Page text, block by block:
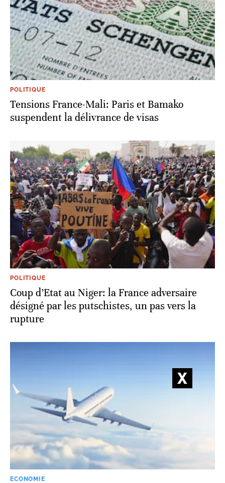
POLITIQUE
Tensions France-Mali: Paris et Bamako
suspendent la délivrance de visas
POLITIQUE
Coup d’Etat au Niger: la France adversaire
désigné par les putschistes, un pas vers la
rupture
ECONOMIE